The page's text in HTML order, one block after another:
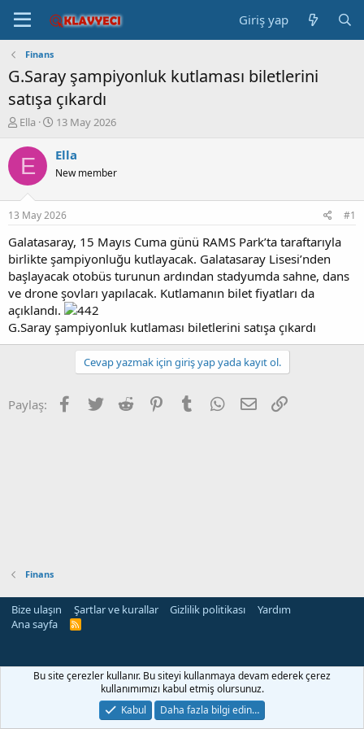
Giriş yap
Finans
G.Saray şampiyonluk kutlaması biletlerini
satışa çıkardı
K
n
b
u
u
b
a
l
a
t
a
n
Ella
B
ş
a
g
ı
ç
a
r
i
h
i
13 May 2026
E Ella
New member
13 May 2026 #1
Galatasaray, 15 Mayıs Cuma günü RAMS Park’ta taraftarıyla
birlikte şampiyonluğu kutlayacak. Galatasaray Lisesi’nden
başlayacak otobüs turunun ardından stadyumda sahne, dans
ve drone şovları yapılacak. Kutlamanın bilet fiyatları da
açıklandı.
G.Saray şampiyonluk kutlaması biletlerini satışa çıkardı
Cevap yazmak için giriş yap yada kayıt ol.
Paylaş: Facebook
Twitter Reddit PinterestTumblr WhatsApp
E-posta
Finans
Bize ulaşın Şartlar ve kurallar Gizlilik politikası
Yardım
Ana sayfa
R
Bu site çerezler kullanır. Bu siteyi kullanmaya devam ederek çerez
kullanımımızı kabul etmiş olursunuz.
Kabul
Daha fazla bilgi edin…